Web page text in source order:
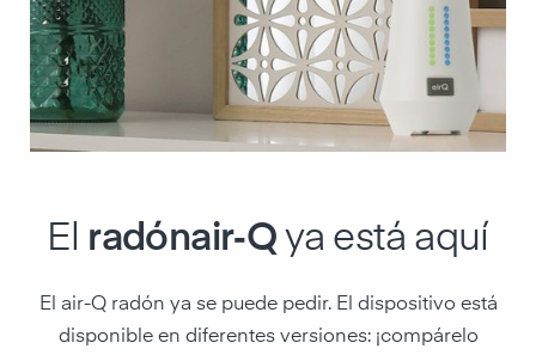
El radónair‑Qya está aquí
El air-Q radón ya se puede pedir. El dispositivo está
disponible en diferentes versiones: ¡compárelo